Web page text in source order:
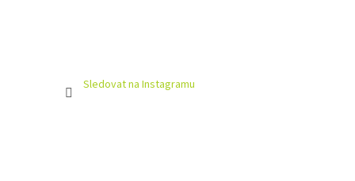
Sledovat na Instagramu